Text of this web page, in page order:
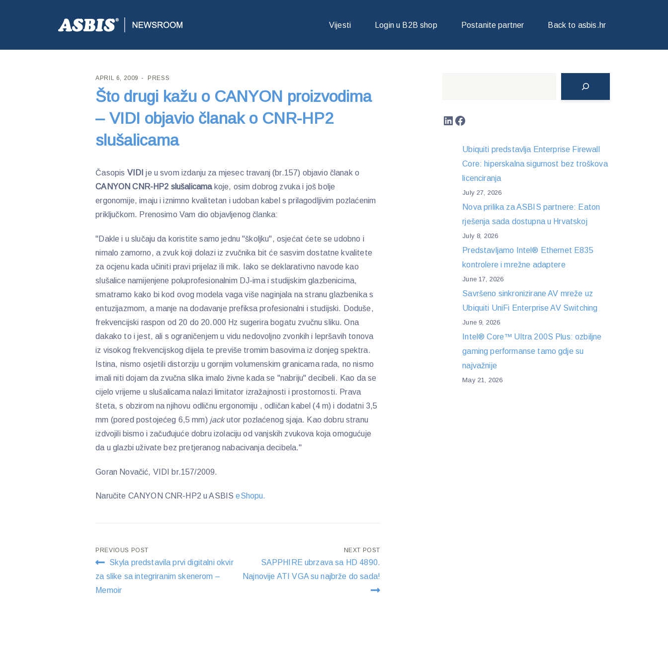
Vijesti Login u B2B shop Postanite partner Back to asbis.hr
ASBIS CROATIA>PRESS> ŠTO DRUGI KAŽU O CANYON PROIZVODIMA – VIDI OBJAVIO ČLANAK O CNR-HP2 SLUŠALICAMA
APRIL 6, 2009 PRESS
Što drugi kažu o CANYON proizvodima
– VIDI objavio članak o CNR-HP2
slušalicama
Časopis VIDIje u svom izdanju za mjesec travanj (br.157) objavio članak o
CANYON CNR-HP2 slušalicama koje, osim dobrog zvuka i još bolje
ergonomije, imaju i iznimno kvalitetan i udoban kabel s prilagodljivim pozlaćenim
priključkom. Prenosimo Vam dio objavljenog članka:
"Dakle i u slučaju da koristite samo jednu "školjku", osjećat ćete se udobno i
nimalo zamorno, a zvuk koji dolazi iz zvučnika bit će sasvim dostatne kvalitete
za ocjenu kada učiniti pravi prijelaz ili mik. Iako se deklarativno navode kao
slušalice namijenjene poluprofesionalnim DJ-ima i studijskim glazbenicima,
smatramo kako bi kod ovog modela vaga više naginjala na stranu glazbenika s
entuzijazmom, a manje na dodavanje prefiksa profesionalni i studijski. Doduše,
frekvencijski raspon od 20 do 20.000 Hz sugerira bogatu zvučnu sliku. Ona
dakako to i jest, ali s ograničenjem u vidu nedovoljno zvonkih i lepršavih tonova
iz visokog frekvencijskog dijela te previše tromim basovima iz donjeg spektra.
Istina, nismo osjetili distorziju u gornjim volumenskim granicama rada, no nismo
imali niti dojam da zvučna slika imalo živne kada se "nabriju" decibeli. Kao da se
cijelo vrijeme u slušalicama nalazi limitator izražajnosti i prostornosti. Prava
šteta, s obzirom na njihovu odličnu ergonomiju , odličan kabel (4 m) i dodatni 3,5
mm (pored postojećeg 6,5 mm) jackutor pozlaćenog sjaja. Kao dobru stranu
izdvojili bismo i začuđujuće dobru izolaciju od vanjskih zvukova koja omogućuje
da u glazbi uživate bez pretjeranog nabacivanja decibela."
Goran Novačić, VIDI br.157/2009.
Naručite CANYON CNR-HP2 u ASBISeShopu.
Post
navigation
PREVIOUS POST
Skyla predstavila prvi digitalni okvir
za slike sa integriranim skenerom –
Memoir
NEXT POST
SAPPHIRE ubrzava sa HD 4890.
Najnovije ATI VGA su najbrže do sada!
LinkedIn
Facebook
Ubiquiti predstavlja Enterprise Firewall
Core: hiperskalna sigurnost bez troškova
licenciranja
July 27, 2026
Nova prilika za ASBIS partnere: Eaton
rješenja sada dostupna u Hrvatskoj
July 8, 2026
Predstavljamo Intel® Ethernet E835
kontrolere i mrežne adaptere
June 17, 2026
Savršeno sinkronizirane AV mreže uz
Ubiquiti UniFi Enterprise AV Switching
June 9, 2026
Intel® Core™ Ultra 200S Plus: ozbiljne
gaming performanse tamo gdje su
najvažnije
May 21, 2026